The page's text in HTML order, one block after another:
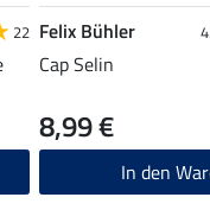
22 Felix Bühler
Cap Selin
8,99 €
In den